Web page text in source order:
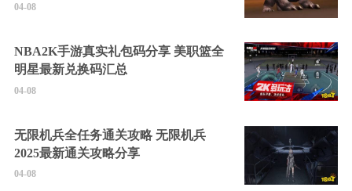
04-08
NBA2K手游真实礼包码分享 美职篮全
明星最新兑换码汇总
04-08
无限机兵全任务通关攻略 无限机兵
2025最新通关攻略分享
04-08